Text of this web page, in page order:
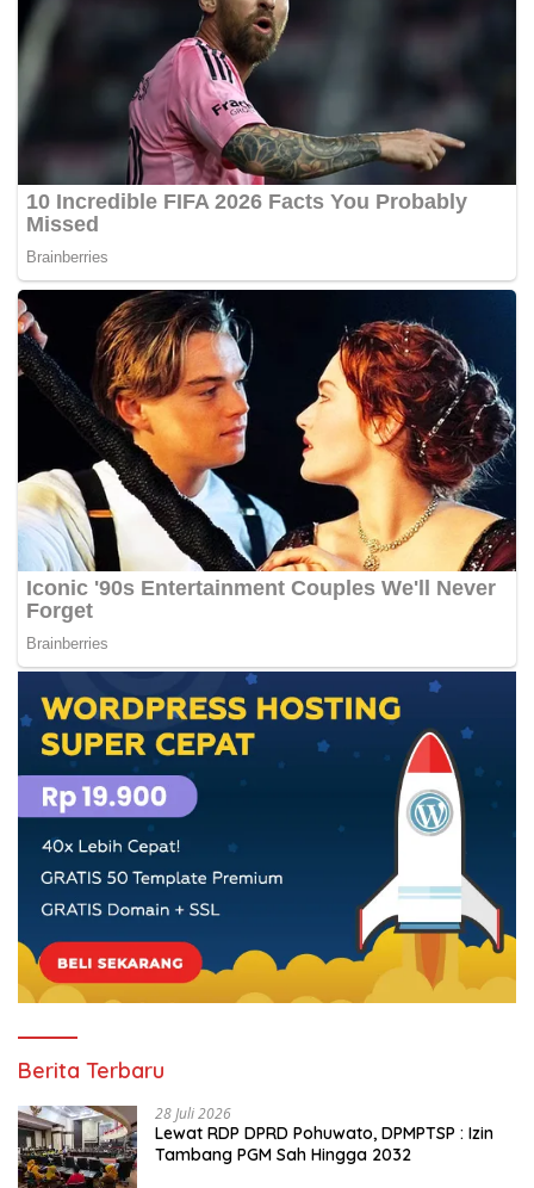
Berita Terbaru
28 Juli 2026
Lewat RDP DPRD Pohuwato, DPMPTSP : Izin
Tambang PGM Sah Hingga 2032